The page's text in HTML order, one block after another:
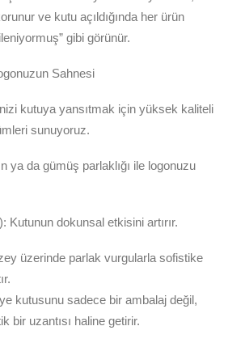
ve kutu açıldığında her ürün
gibi görünür.
Sahnesi
kutuya yansıtmak için yüksek kaliteli
sunuyoruz.
ya da gümüş parlaklığı ile logonuzu
Kutunun dokunsal etkisini artırır.
üzerinde parlak vurgularla sofistike
kutusunu sadece bir ambalaj değil,
bir uzantısı haline getirir.